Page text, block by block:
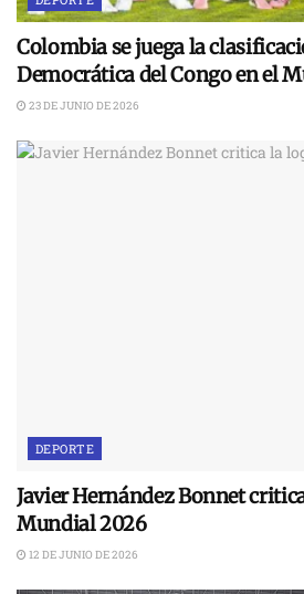
Colombia se juega la
Democrática del Congo en el
23 DE JUNIO DE 2026
DEPORTE
Javier Hernández Bonnet
Mundial 2026
12 DE JUNIO DE 2026